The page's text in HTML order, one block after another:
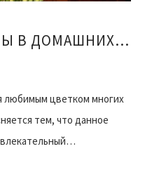
ПЕРЕСАДКА ДРАЦЕНЫ В ДОМАШНИХ УСЛОВИЯХ ВИДЕО
любимым цветком многих
тем, что данное